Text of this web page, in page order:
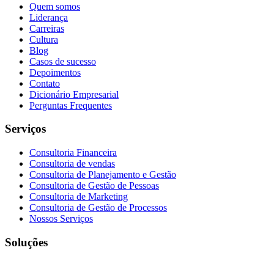
Quem somos
Liderança
Carreiras
Cultura
Blog
Casos de sucesso
Depoimentos
Contato
Dicionário Empresarial
Perguntas Frequentes
Serviços
Consultoria Financeira
Consultoria de vendas
Consultoria de Planejamento e Gestão
Consultoria de Gestão de Pessoas
Consultoria de Marketing
Consultoria de Gestão de Processos
Nossos Serviços
Soluções